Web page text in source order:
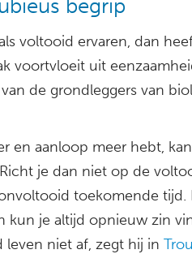
begrip
voltooid ervaren, dan
voortvloeit uit
de grondleggers van
en aanloop meer hebt,
je dan niet op de
toekomende tijd.
kun je altijd opnieuw zin
niet af, zegt hij in